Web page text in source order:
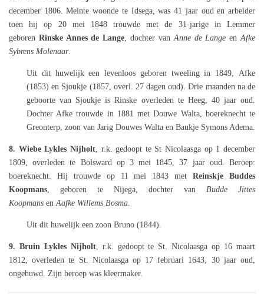
december 1806.Meinte woonde te Idsega, was 41 jaar oud en arbeider
toen hij op 20 mei 1848 trouwde met de 31-jarige in Lemmer
geboren Rinske Annes de Lange, dochter van Anne de Lange en Afke
Sybrens Molenaar.
Uit dit huwelijk een levenloos geboren tweeling in 1849,
Afke
(1853) en Sjoukje (1857, overl. 27 dagen oud). Drie maanden na de
geboorte van Sjoukje is Rinske overleden te Heeg, 40 jaar oud.
Dochter Afke trouwde in 1881 met Douwe Walta, boereknecht te
Greonterp, zoon van Jarig Douwes Walta en Baukje Symons Adema.
8. Wiebe Lykles Nijholt, r.k. gedoopt te St Nicolaasga op 1 december
1809, overleden te Bolsward op 3 mei 1845, 37 jaar oud. Beroep:
boereknecht. Hij trouwde op 11 mei 1843 metReinskje Buddes
Koopmans, geboren te Nijega, dochter van
Budde Jittes
Koopmans en Aafke Willems Bosma.
Uit dit huwelijk een zoon Bruno (1844).
9. Bruin Lykles Nijholt, r.k. gedoopt te St. Nicolaasga op 16 maart
1812, overleden te St. Nicolaasga op 17 februari 1643, 30 jaar oud,
ongehuwd. Zijn beroep was kleermaker.